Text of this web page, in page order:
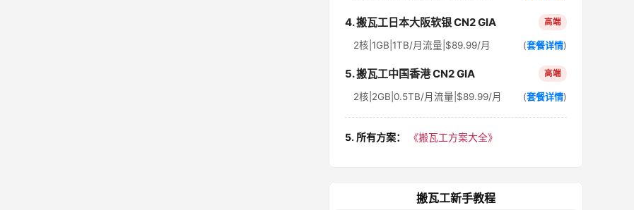
4. 搬瓦工日本大阪软银 CN2 GIA 高端
2核|1GB|1TB/月流量|$89.99/月 (套餐详情)
5. 搬瓦工中国香港 CN2 GIA 高端
2核|2GB|0.5TB/月流量|$89.99/月 (套餐详情)
5. 所有方案： 《搬瓦工方案大全》
搬瓦工新手教程